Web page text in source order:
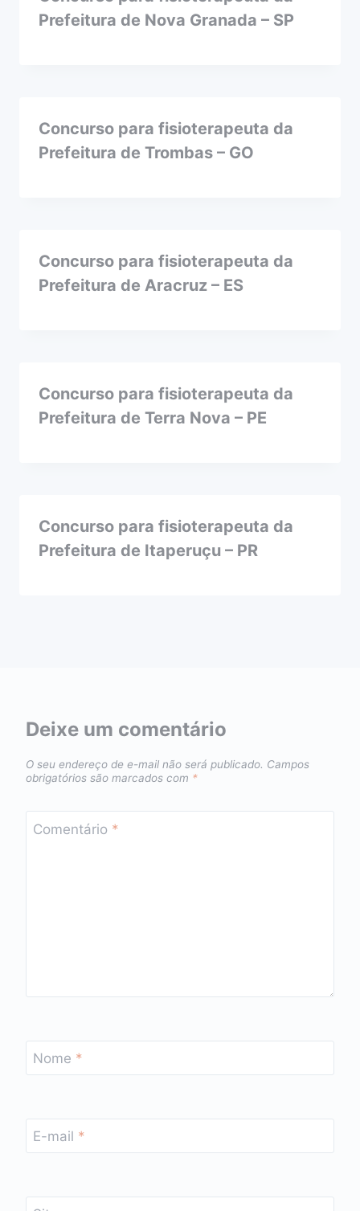
Prefeitura de Nova Granada – SP
Concurso para fisioterapeuta da
Prefeitura de Trombas – GO
Concurso para fisioterapeuta da
Prefeitura de Aracruz – ES
Concurso para fisioterapeuta da
Prefeitura de Terra Nova – PE
Concurso para fisioterapeuta da
Prefeitura de Itaperuçu – PR
Deixe um comentário
O seu endereço de e-mail não será publicado. Campos
obrigatórios são marcados com *
Comentário *
Nome *
E-mail *